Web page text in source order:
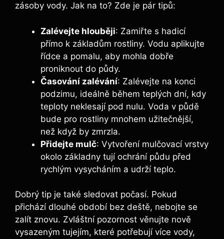
zásoby vody. Jak na to? Zde je pár tipů:
Zalévejte hlouběji: Zamiřte s hadicí
přímo k základům rostliny. Vodu aplikujte
řídce a pomalu, aby mohla dobře
proniknout do půdy.
Časování zalévání: Zalévejte na konci
podzimu, ideálně během teplých dní, kdy
teploty neklesají pod nulu. Voda v půdě
bude pro rostliny mnohem užitečnější,
než když by zmrzla.
Přidejte mulč: Vytvoření mulčovací vrstvy
okolo základny tují ochrání půdu před
rychlým vysycháním a udrží teplo.
Dobrý tip je také sledovat počasí. Pokud
přichází dlouhé období bez deště, nebojte se
zalít znovu. Zvláštní pozornost věnujte nově
vysazeným tujejím, které potřebují více vody,